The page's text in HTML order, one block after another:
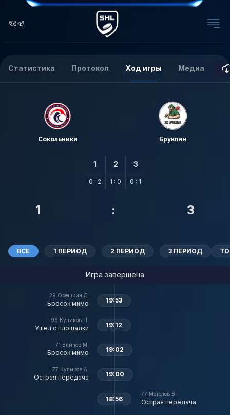
Статистика Протокол Ход игры Медиа
Сокольники Бруклин
1
0 : 2
2
1 : 0
3
0 : 1
1 : 3
ВСЕ 1 ПЕРИОД 2 ПЕРИОД 3 ПЕРИОД
Игра завершена
29 Орешкин Д.
Бросок мимо 19:53
96 Куликов П.
Ушел с площадки 19:12
71 Блинов М.
Бросок мимо 19:02
77 Куликов А.
Острая передача 19:00
77 Метелёв В.
Острая передача
18:56